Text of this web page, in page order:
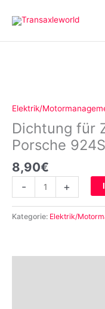
Inhalt
Elektrik/
Dichtung für
Porsche
8,90€
-
924S
944
944
Turbo
Menge
+
Kategorie: Elektrik/